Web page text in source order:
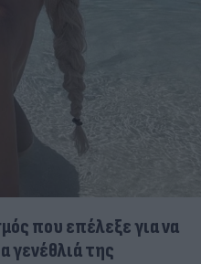
που επέλεξε για να
γενέθλιά της